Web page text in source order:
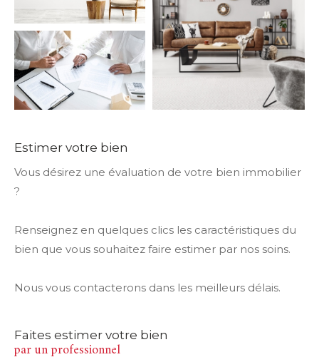
Estimer votre bien
Vous désirez une évaluation de votre bien immobilier
?
Renseignez en quelques clics les caractéristiques du
bien que vous souhaitez faire estimer par nos soins.
Nous vous contacterons dans les meilleurs délais.
Faites estimer votre bien
par un professionnel
Pièces
0 1 2 5
Ville
CRITÈRES